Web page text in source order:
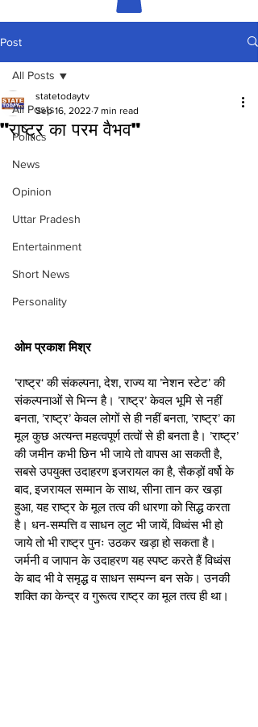
Post
All Posts
Politics
News
Opinion
Uttar Pradesh
Entertainment
Short News
Personality
All Posts
"राष्ट्र का परम वैभव"
statetodaytv
Sep 16, 2022 7 min read
ओम प्रकाश मिश्र
’राष्ट्र‘ की संकल्पना, देश, राज्य या ’नेशन स्टेट’ की
संकल्पनाओं से भिन्न है। ’राष्ट्र’ केवल भूमि से नहीं
बनता, ’राष्ट्र’ केवल लोगों से ही नहीं बनता, ’राष्ट्र’ का
मूल कुछ अत्यन्त महत्वपूर्ण तत्वों से ही बनता है। ’राष्ट्र’
की जमीन कभी छिन भी जाये तो वापस आ सकती है,
सबसे उपयुक्त उदाहरण इजरायल का है, सैकड़ों वर्षो के
बाद, इजरायल सम्मान के साथ, सीना तान कर खड़ा
हुआ, यह राष्ट्र के मूल तत्व की धारणा को सिद्ध करता
है। धन-सम्पत्ति व साधन लुट भी जायें, विध्वंस भी हो
जाये तो भी राष्ट्र पुनः उठकर खड़ा हो सकता है।
जर्मनी व जापान के उदाहरण यह स्पष्ट करते हैं विध्वंस
के बाद भी वे समृद्ध व साधन सम्पन्न बन सके। उनकी
शक्ति का केन्द्र व गुरूत्व राष्ट्र का मूल तत्व ही था।